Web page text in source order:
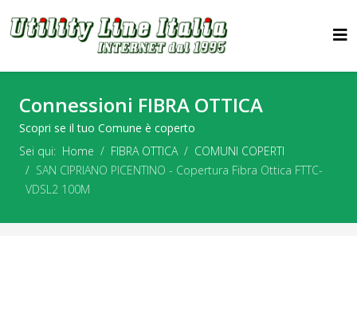
Connessioni FIBRA OTTICA
Scopri se il tuo Comune è coperto
Sei qui: Home FIBRA OTTICA
COMUNI COPERTI
SAN CIPRIANO PICENTINO - Copertura Fibra Ottica FTTC-
VDSL2 100M